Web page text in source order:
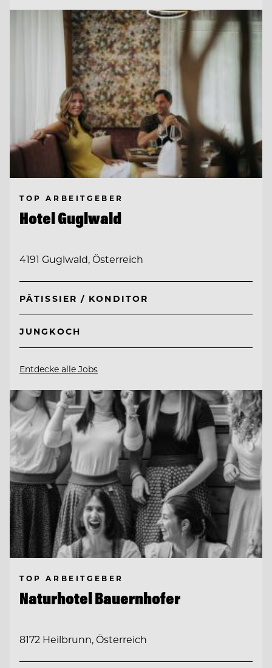
TOP ARBEITGEBER
Hotel Guglwald
4191 Guglwald, Österreich
PÂTISSIER / KONDITOR
JUNGKOCH
Entdecke alle Jobs
TOP ARBEITGEBER
Naturhotel Bauernhofer
8172 Heilbrunn, Österreich